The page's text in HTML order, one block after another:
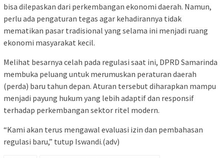
bisa dilepaskan dari perkembangan ekonomi daerah. Namun,
perlu ada pengaturan tegas agar kehadirannya tidak
mematikan pasar tradisional yang selama ini menjadi ruang
ekonomi masyarakat kecil.
Melihat besarnya celah pada regulasi saat ini, DPRD Samarinda
membuka peluang untuk merumuskan peraturan daerah
(perda) baru tahun depan. Aturan tersebut diharapkan mampu
menjadi payung hukum yang lebih adaptif dan responsif
terhadap perkembangan sektor ritel modern.
“Kami akan terus mengawal evaluasi izin dan pembahasan
regulasi baru,” tutup Iswandi.(adv)